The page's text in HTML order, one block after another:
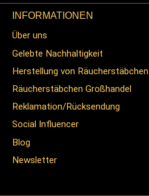
INFORMATIONEN
Über uns
Gelebte Nachhaltigkeit
Herstellung von Räucherstäbchen
Räucherstäbchen Großhandel
Reklamation/Rücksendung
Social Influencer
Blog
Newsletter